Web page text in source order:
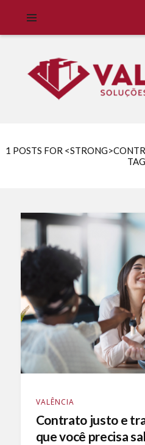
1 POSTS FOR
TAG
VALÊNCIA
Contrato justo e
que você precisa